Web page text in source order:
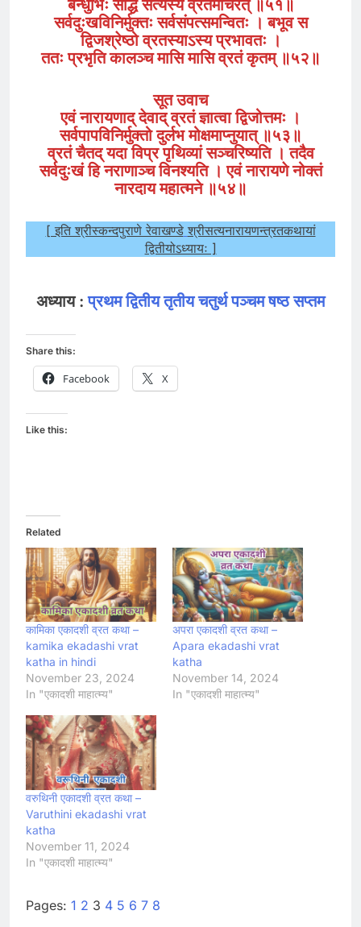
बन्धुभिः सार्द्धं सत्यस्य व्रतमाचरत् ॥५१॥
सर्वदुःखविनिर्मुक्तः सर्वसंपत्समन्वितः । बभूव स
द्विजश्रेष्ठो व्रतस्याऽस्य प्रभावतः ।
ततः प्रभृति कालञ्च मासि मासि व्रतं कृतम् ॥५२॥
सूत उवाच
एवं नारायणाद् देवाद् व्रतं ज्ञात्वा द्विजोत्तमः ।
सर्वपापविनिर्मुक्तो दुर्लभ मोक्षमाप्नुयात् ॥५३॥
व्रतं चैतद् यदा विप्र पृथिव्यां सञ्चरिष्यति । तदैव
सर्वदुःखं हि नराणाञ्च विनश्यति । एवं नारायणे नोक्तं
नारदाय महात्मने ॥५४॥
[ इति श्रीस्कन्दपुराणे रेवाखण्डे श्रीसत्यनारायणन्त्रतकथायां
द्वितीयोऽध्यायः ]
अध्याय :प्रथम द्वितीय तृतीय चतुर्थ पञ्चम षष्ठ सप्तम
Share this:
Facebook X
Like this:
Related
कामिका एकादशी व्रत कथा –
kamika ekadashi vrat
katha in hindi
November 23, 2024
In "एकादशी माहात्म्य"
अपरा एकादशी व्रत कथा –
Apara ekadashi vrat
katha
November 14, 2024
In "एकादशी माहात्म्य"
वरुथिनी एकादशी व्रत कथा –
Varuthini ekadashi vrat
katha
November 11, 2024
In "एकादशी माहात्म्य"
Pages: 1 2 3 4 5 6 7 8